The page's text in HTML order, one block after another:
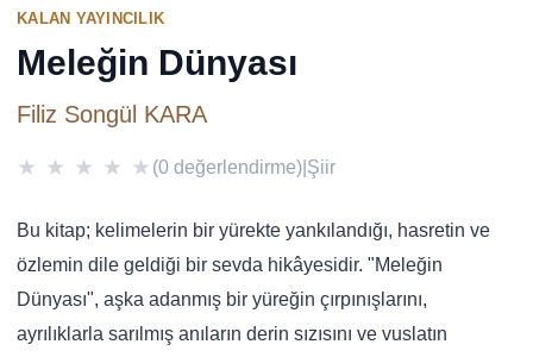
KALAN YAYINCILIK
Meleğin Dünyası
Filiz Songül KARA
★ ★ ★ ★ ★ (0 değerlendirme) Şiir
Bu kitap; kelimelerin bir yürekte yankılandığı, hasretin ve
özlemin dile geldiği bir sevda hikâyesidir. "Meleğin
Dünyası", aşka adanmış bir yüreğin çırpınışlarını,
ayrılıklarla sarılmış anıların derin sızısını ve vuslatın